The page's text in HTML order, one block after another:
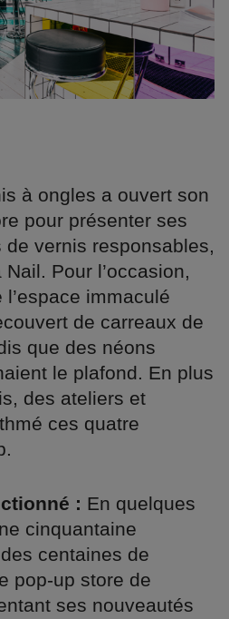
à ongles a ouvert son
pour présenter ses
vernis responsables,
Pour l’occasion,
immaculé
de carreaux de
que des néons
le plafond. En plus
des ateliers et
ces quatre
: En quelques
cinquantaine
centaines de
pop-up store de
ses nouveautés